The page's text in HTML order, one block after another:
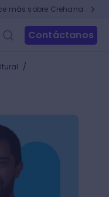
más sobre Crehana
Contáctanos
/